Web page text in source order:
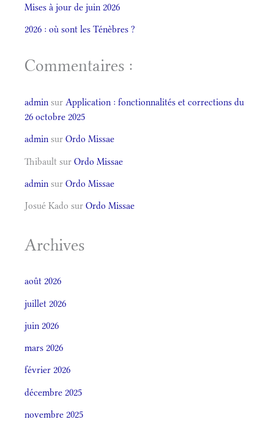
Mises à jour de juin 2026
2026 : où sont les Ténèbres ?
Commentaires :
admin sur Application : fonctionnalités et corrections du
26 octobre 2025
admin sur Ordo Missae
Thibault sur Ordo Missae
admin sur Ordo Missae
Josué Kado sur Ordo Missae
Archives
août 2026
juillet 2026
juin 2026
mars 2026
février 2026
décembre 2025
novembre 2025